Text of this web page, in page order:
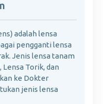
adalah lensa
pengganti lensa
Jenis lensa tanam
Torik, dan
ke Dokter
jenis lensa